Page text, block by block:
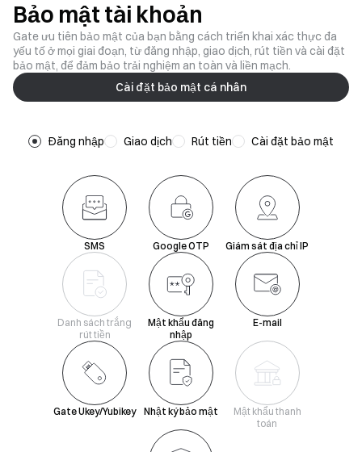
Bảo mật tài khoản
Gate ưu tiên bảo mật của bạn bằng cách triển khai xác thực đa
yếu tố ở mọi giai đoạn, từ đăng nhập, giao dịch, rút ​​tiền và cài đặt
bảo mật, để đảm bảo trải nghiệm an toàn và liền mạch.
Cài đặt bảo mật cá nhân
Đăng nhập Giao dịch Rút tiền Cài đặt bảo mật
SMS Google OTP Giám sát địa chỉ IP
Danh sách trắng
rút tiền
Mật khẩu đăng
nhập
E-mail
Gate Ukey/Yubikey Nhật ký bảo mật
Mật khẩu thanh
toán